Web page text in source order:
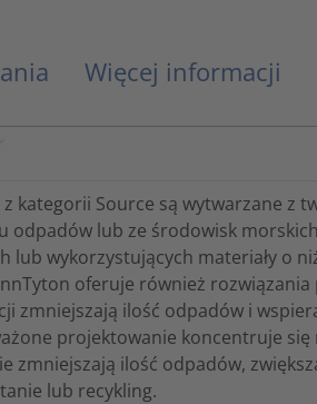
Więcej informacji
kategorii Source są wytwarzane z
odpadów lub ze środowisk
lub wykorzystujących materiały o
oferuje również
zmniejszają ilość odpadów i
projektowanie koncentruje
zmniejszają ilość odpadów,
lub recykling.